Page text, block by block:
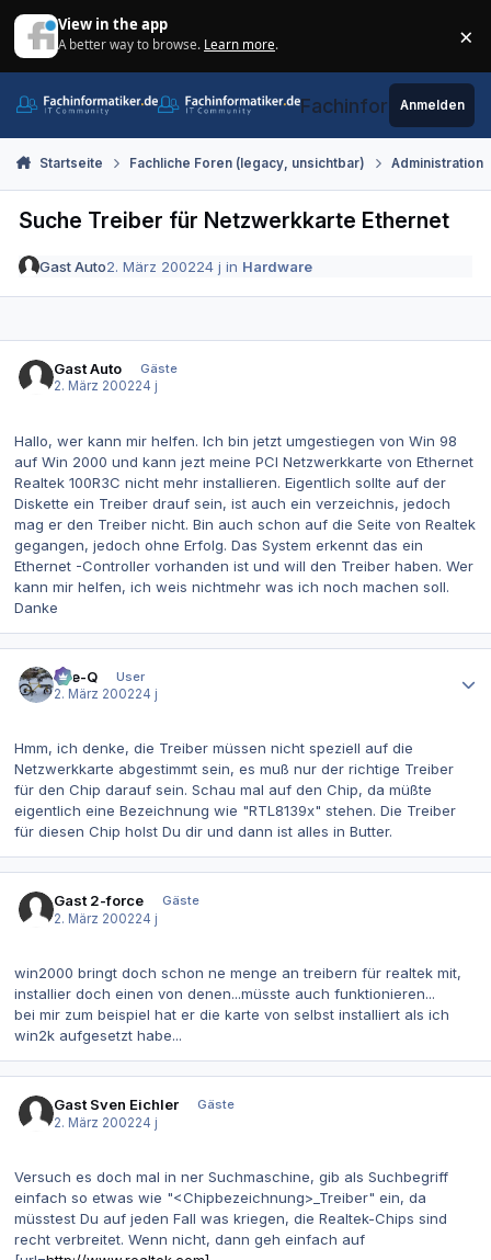
View in the app
A better way to browse. Learn more. ×
Fachinformatiker.de
Anmelden
Startseite Fachliche Foren (legacy, unsichtbar) Administration
Suche Treiber für Netzwerkkarte Ethernet
Gast Auto2. März 200224 j in Hardware
Gast Auto
Gäste
2. März 200224 j
Hallo, wer kann mir helfen. Ich bin jetzt umgestiegen von Win 98
auf Win 2000 und kann jezt meine PCI Netzwerkkarte von Ethernet
Realtek 100R3C nicht mehr installieren. Eigentlich sollte auf der
Diskette ein Treiber drauf sein, ist auch ein verzeichnis, jedoch
mag er den Treiber nicht. Bin auch schon auf die Seite von Realtek
gegangen, jedoch ohne Erfolg. Das System erkennt das ein
Ethernet -Controller vorhanden ist und will den Treiber haben. Wer
kann mir helfen, ich weis nichtmehr was ich noch machen soll.
Danke
Eye-Q
User
2. März 200224 j
Hmm, ich denke, die Treiber müssen nicht speziell auf die
Netzwerkkarte abgestimmt sein, es muß nur der richtige Treiber
für den Chip darauf sein. Schau mal auf den Chip, da müßte
eigentlich eine Bezeichnung wie "RTL8139x" stehen. Die Treiber
für diesen Chip holst Du dir und dann ist alles in Butter.
Gast 2-force
Gäste
2. März 200224 j
win2000 bringt doch schon ne menge an treibern für realtek mit,
installier doch einen von denen...müsste auch funktionieren...
bei mir zum beispiel hat er die karte von selbst installiert als ich
win2k aufgesetzt habe...
Gast Sven Eichler
Gäste
2. März 200224 j
Versuch es doch mal in ner Suchmaschine, gib als Suchbegriff
einfach so etwas wie "<Chipbezeichnung>_Treiber" ein, da
müsstest Du auf jeden Fall was kriegen, die Realtek-Chips sind
recht verbreitet. Wenn nicht, dann geh einfach auf